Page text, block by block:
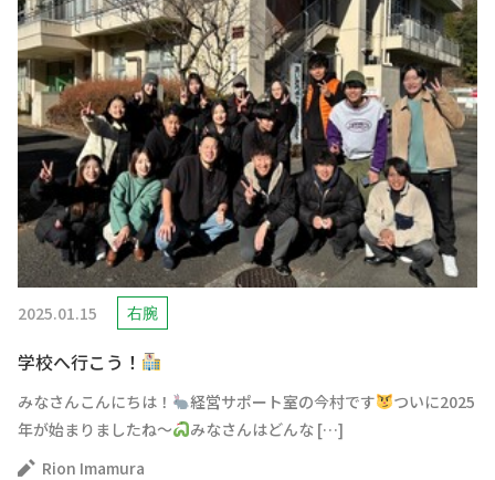
2025.01.15 右腕
学校へ行こう！
みなさんこんにちは！ 経営サポート室の今村です
ついに2025
年が始まりましたね～
みなさんはどんな […]
Rion Imamura